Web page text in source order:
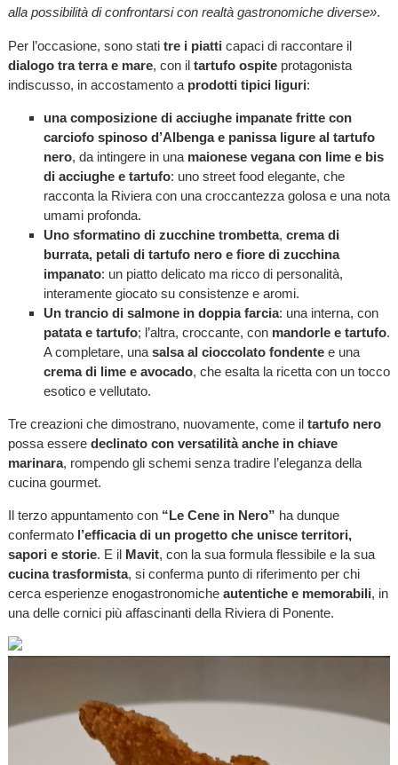
alla possibilità di confrontarsi con realtà gastronomiche diverse».
Per l’occasione, sono stati tre i piatti capaci di raccontare il
dialogo tra terra e mare, con il tartufo ospite protagonista
indiscusso, in accostamento a prodotti tipici liguri:
una composizione di acciughe impanate fritte con
carciofo spinoso d’Albenga e panissa ligure al tartufo
nero, da intingere in una maionese vegana con lime e bis
di acciughe e tartufo: uno street food elegante, che
racconta la Riviera con una croccantezza golosa e una nota
umami profonda.
Uno sformatino di zucchine trombetta, crema di
burrata, petali di tartufo nero e fiore di zucchina
impanato: un piatto delicato ma ricco di personalità,
interamente giocato su consistenze e aromi.
Un trancio di salmone in doppia farcia: una interna, con
patata e tartufo; l’altra, croccante, con mandorle e tartufo.
A completare, una salsa al cioccolato fondentee una
crema di lime e avocado, che esalta la ricetta con un tocco
esotico e vellutato.
Tre creazioni che dimostrano, nuovamente, come il tartufo nero
possa essere declinato con versatilità anche in chiave
marinara, rompendo gli schemi senza tradire l’eleganza della
cucina gourmet.
Il terzo appuntamento con “Le Cene in Nero” ha dunque
confermato l’efficacia di un progetto che unisce territori,
sapori e storie. E il Mavit, con la sua formula flessibile e la sua
cucina trasformista, si conferma punto di riferimento per chi
cerca esperienze enogastronomiche autentiche e memorabili, in
una delle cornici più affascinanti della Riviera di Ponente.